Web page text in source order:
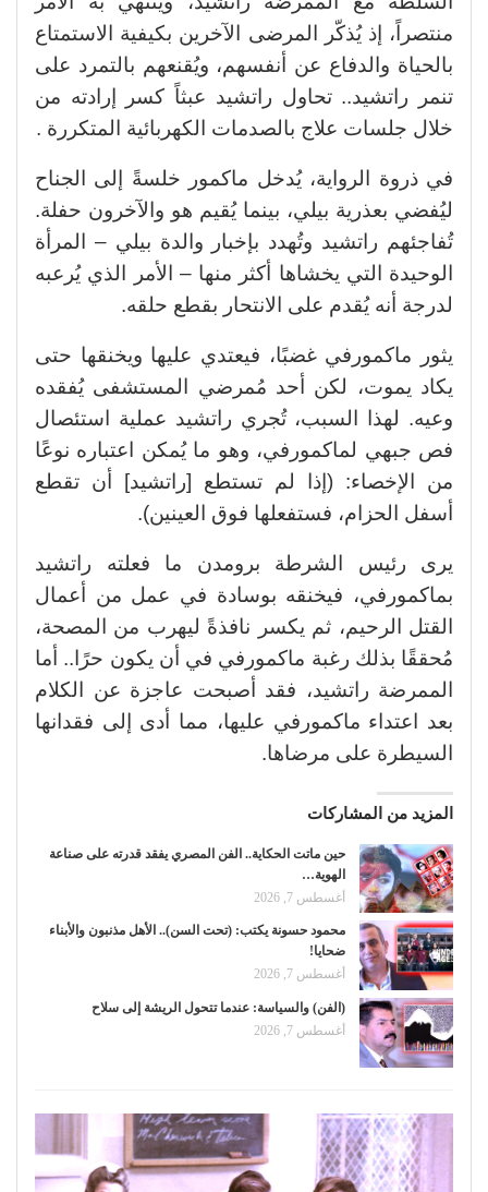
منتصراً، إذ يُذكّر المرضى الآخرين بكيفية الاستمتاع
بالحياة والدفاع عن أنفسهم، ويُقنعهم بالتمرد على
تنمر راتشيد.. تحاول راتشيد عبثاً كسر إرادته من
خلال جلسات علاج بالصدمات الكهربائية المتكررة .
في ذروة الرواية، يُدخل ماكمور خلسةً إلى الجناح
ليُفضي بعذرية بيلي، بينما يُقيم هو والآخرون حفلة.
تُفاجئهم راتشيد وتُهدد بإخبار والدة بيلي – المرأة
الوحيدة التي يخشاها أكثر منها – الأمر الذي يُرعبه
لدرجة أنه يُقدم على الانتحار بقطع حلقه.
يثور ماكمورفي غضبًا، فيعتدي عليها ويخنقها حتى
يكاد يموت، لكن أحد مُمرضي المستشفى يُفقده
وعيه. لهذا السبب، تُجري راتشيد عملية استئصال
فص جبهي لماكمورفي، وهو ما يُمكن اعتباره نوعًا
من الإخصاء: (إذا لم تستطع [راتشيد] أن تقطع
أسفل الحزام، فستفعلها فوق العينين).
يرى رئيس الشرطة برومدن ما فعلته راتشيد
بماكمورفي، فيخنقه بوسادة في عمل من أعمال
القتل الرحيم، ثم يكسر نافذةً ليهرب من المصحة،
مُحققًا بذلك رغبة ماكمورفي في أن يكون حرًا.. أما
الممرضة راتشيد، فقد أصبحت عاجزة عن الكلام
بعد اعتداء ماكمورفي عليها، مما أدى إلى فقدانها
السيطرة على مرضاها.
المزيد من المشاركات
حين ماتت الحكاية.. الفن المصري يفقد قدرته على صناعة
الهوية…
أغسطس 7, 2026
محمود حسونة يكتب: (تحت السن).. الأهل مذنبون والأبناء
ضحايا!
أغسطس 7, 2026
(الفن) والسياسة: عندما تتحول الريشة إلى سلاح
أغسطس 7, 2026